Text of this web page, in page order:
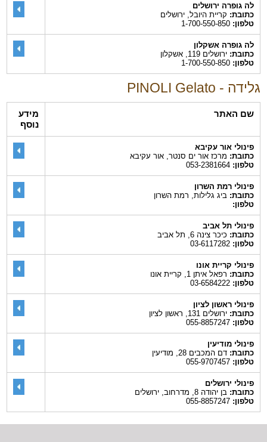
לה גופרה ירושלים
כתובת:קריית היובל, ירושלים
טלפון:1-700-550-850
לה גופרה אשקלון
כתובת:ירושלים 119, אשקלון
טלפון:1-700-550-850
גלידה - PINOLI Gelato
שם האתר
מידע
נוסף
פינולי אור עקיבא
כתובת:מרכז אור ים סנטר, אור עקיבא
טלפון:053-2381664
פינולי רמת השרון
כתובת:ביג גלילות, רמת השרון
טלפון:
פינולי תל אביב
כתובת:כיכר צינה 6, תל אביב
טלפון:03-6117282
פינולי קריית אונו
כתובת:רפאל איתן 1, קריית אונו
טלפון:03-6584222
פינולי ראשון לציון
כתובת:ירושלים 131, ראשון לציון
טלפון:055-8857247
פינולי מודיעין
כתובת:דם המכבים 28, מודיעין
טלפון:055-9707457
פינולי ירושלים
כתובת:בן יהודה 8, מדרחוב, ירושלים
טלפון:055-8857247